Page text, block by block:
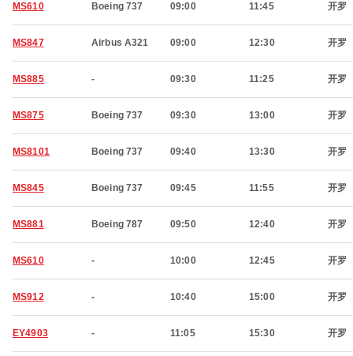
MS610 Boeing 737 09:00 11:45 开罗
MS847 Airbus A321 09:00 12:30 开罗
MS885 - 09:30 11:25 开罗
MS875 Boeing 737 09:30 13:00 开罗
MS8101 Boeing 737 09:40 13:30 开罗
MS845 Boeing 737 09:45 11:55 开罗
MS881 Boeing 787 09:50 12:40 开罗
MS610 - 10:00 12:45 开罗
MS912 - 10:40 15:00 开罗
EY4903 - 11:05 15:30 开罗